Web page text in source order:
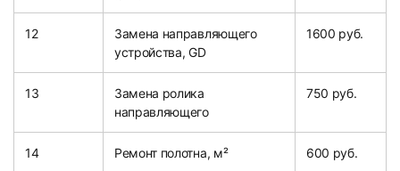
12
Замена направляющего
устройства, GD
1600 руб.
13
Замена ролика
направляющего
750 руб.
14 Ремонт полотна, м² 600 руб.